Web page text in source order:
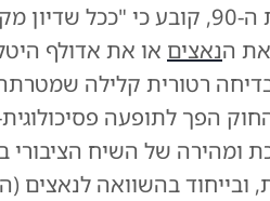
מייק גודווין בשנות ה-90, קובע
הנאצים או את אדולף
רטורית קלילה
הפך לתופעה
של השיח הציבורי